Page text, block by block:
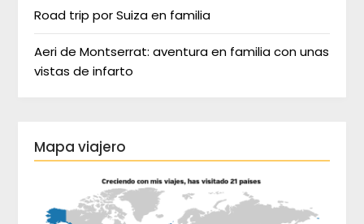
Road trip por Suiza en familia
Aeri de Montserrat: aventura en familia con unas
vistas de infarto
Mapa viajero